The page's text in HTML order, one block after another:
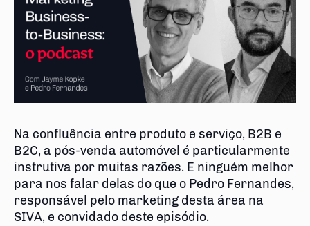
Na confluência entre produto e serviço, B2B e
B2C, a pós-venda automóvel é particularmente
instrutiva por muitas razões. E ninguém melhor
para nos falar delas do que o Pedro Fernandes,
responsável pelo marketing desta área na
SIVA, e convidado deste episódio.